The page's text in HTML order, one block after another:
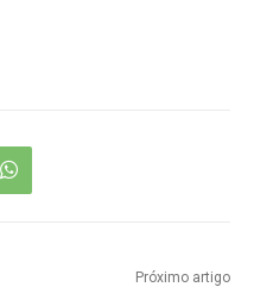
Próximo artigo